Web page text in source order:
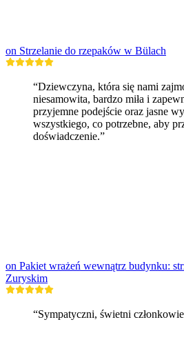
on Strzelanie do rzepaków w Bülach
“Dziewczyna, która się nami
niesamowita, bardzo miła i
przyjemne podejście oraz jasne
wszystkiego, co potrzebne, aby
doświadczenie.”
on Pakiet wrażeń wewnątrz budynku:
Zuryskim
“Sympatyczni, świetni